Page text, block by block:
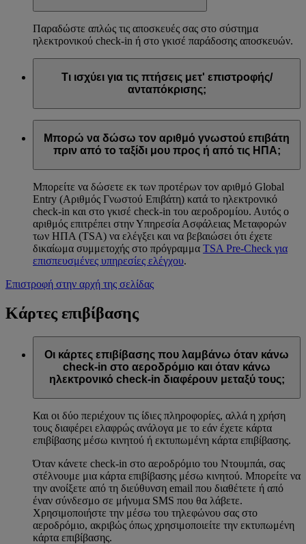
Παραδώστε απλώς τις αποσκευές σας στο σύστημα
ηλεκτρονικού check-in ή στο γκισέ παράδοσης αποσκευών.
Τι ισχύει για τις πτήσεις μετ' επιστροφής/
ανταπόκρισης;
επιλέξιμη πτήση εντός 48 ωρών πριν από την
προγραμματισμένη αναχώρηση.
Μπορώ να δώσω τον αριθμό γνωστού επιβάτη
πριν από το ταξίδι μου προς ή από τις ΗΠΑ;
Μπορείτε να δώσετε εκ των προτέρων τον αριθμό Global
Entry (Αριθμός Γνωστού Επιβάτη) κατά το ηλεκτρονικό
check-in και στο γκισέ check-in του αεροδρομίου. Αυτός ο
αριθμός επιτρέπει στην Υπηρεσία Ασφάλειας Μεταφορών
των ΗΠΑ (TSA) να ελέγξει και να βεβαιώσει ότι έχετε
δικαίωμα συμμετοχής στο πρόγραμμα TSA Pre-Check για
επισπευσμένες υπηρεσίες ελέγχου.
Επιστροφή στην αρχή της σελίδας
Κάρτες επιβίβασης
Οι κάρτες επιβίβασης που λαμβάνω όταν κάνω
check-in στο αεροδρόμιο και όταν κάνω
ηλεκτρονικό check-in διαφέρουν μεταξύ τους;
Και οι δύο περιέχουν τις ίδιες πληροφορίες, αλλά η χρήση
τους διαφέρει ελαφρώς ανάλογα με το εάν έχετε κάρτα
επιβίβασης μέσω κινητού ή εκτυπωμένη κάρτα επιβίβασης.
Όταν κάνετε check-in στο αεροδρόμιο του Ντουμπάι, σας
στέλνουμε μια κάρτα επιβίβασης μέσω κινητού. Μπορείτε να
την ανοίξετε από τη διεύθυνση email που διαθέτετε ή από
έναν σύνδεσμο σε μήνυμα SMS που θα λάβετε.
Χρησιμοποιήστε την μέσω του τηλεφώνου σας στο
αεροδρόμιο, ακριβώς όπως χρησιμοποιείτε την εκτυπωμένη
κάρτα επιβίβασης.